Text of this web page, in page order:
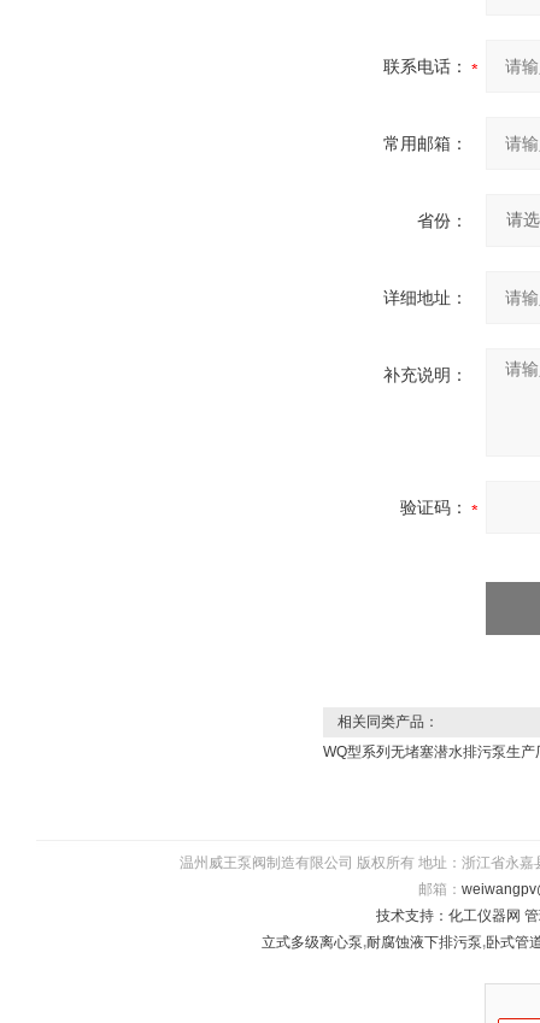
联系电话：
常用邮箱：
省份：
详细地址：
补充说明：
验证码：
相关同类产品：
WQ型系列无堵塞潜水排污泵生
温州威王泵阀制造有限公司 版权所有 地址：浙江省永
邮箱：
技术支持： 化工仪器网
立式多级离心泵,耐腐蚀液下排污泵,卧式管